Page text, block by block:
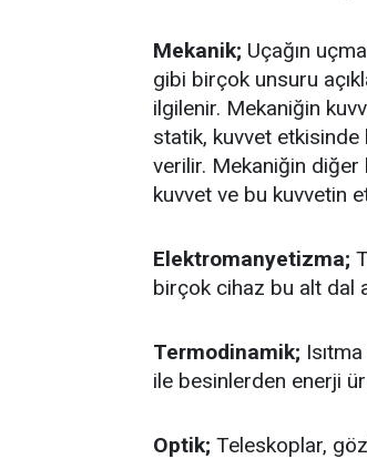
Mekanik; Uçağın
gibi birçok unsuru
ilgilenir. Mekaniğin
statik, kuvvet etkisinde
verilir. Mekaniğin
kuvvet ve bu kuvvetin
Elektromanyetizma;
birçok cihaz bu alt dal
Termodinamik;
ile besinlerden enerji
Optik; Teleskoplar,